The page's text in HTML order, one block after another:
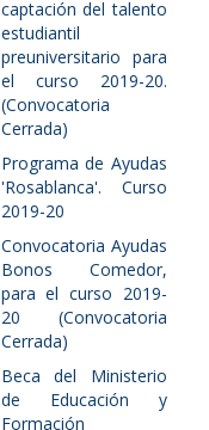
captación del talento
estudiantil
preuniversitario para
el curso 2019-20.
(Convocatoria
Cerrada)
Programa de Ayudas
'Rosablanca'. Curso
2019-20
Convocatoria Ayudas
Bonos Comedor,
para el curso 2019-
20 (Convocatoria
Cerrada)
Beca del Ministerio
de Educación y
Formación